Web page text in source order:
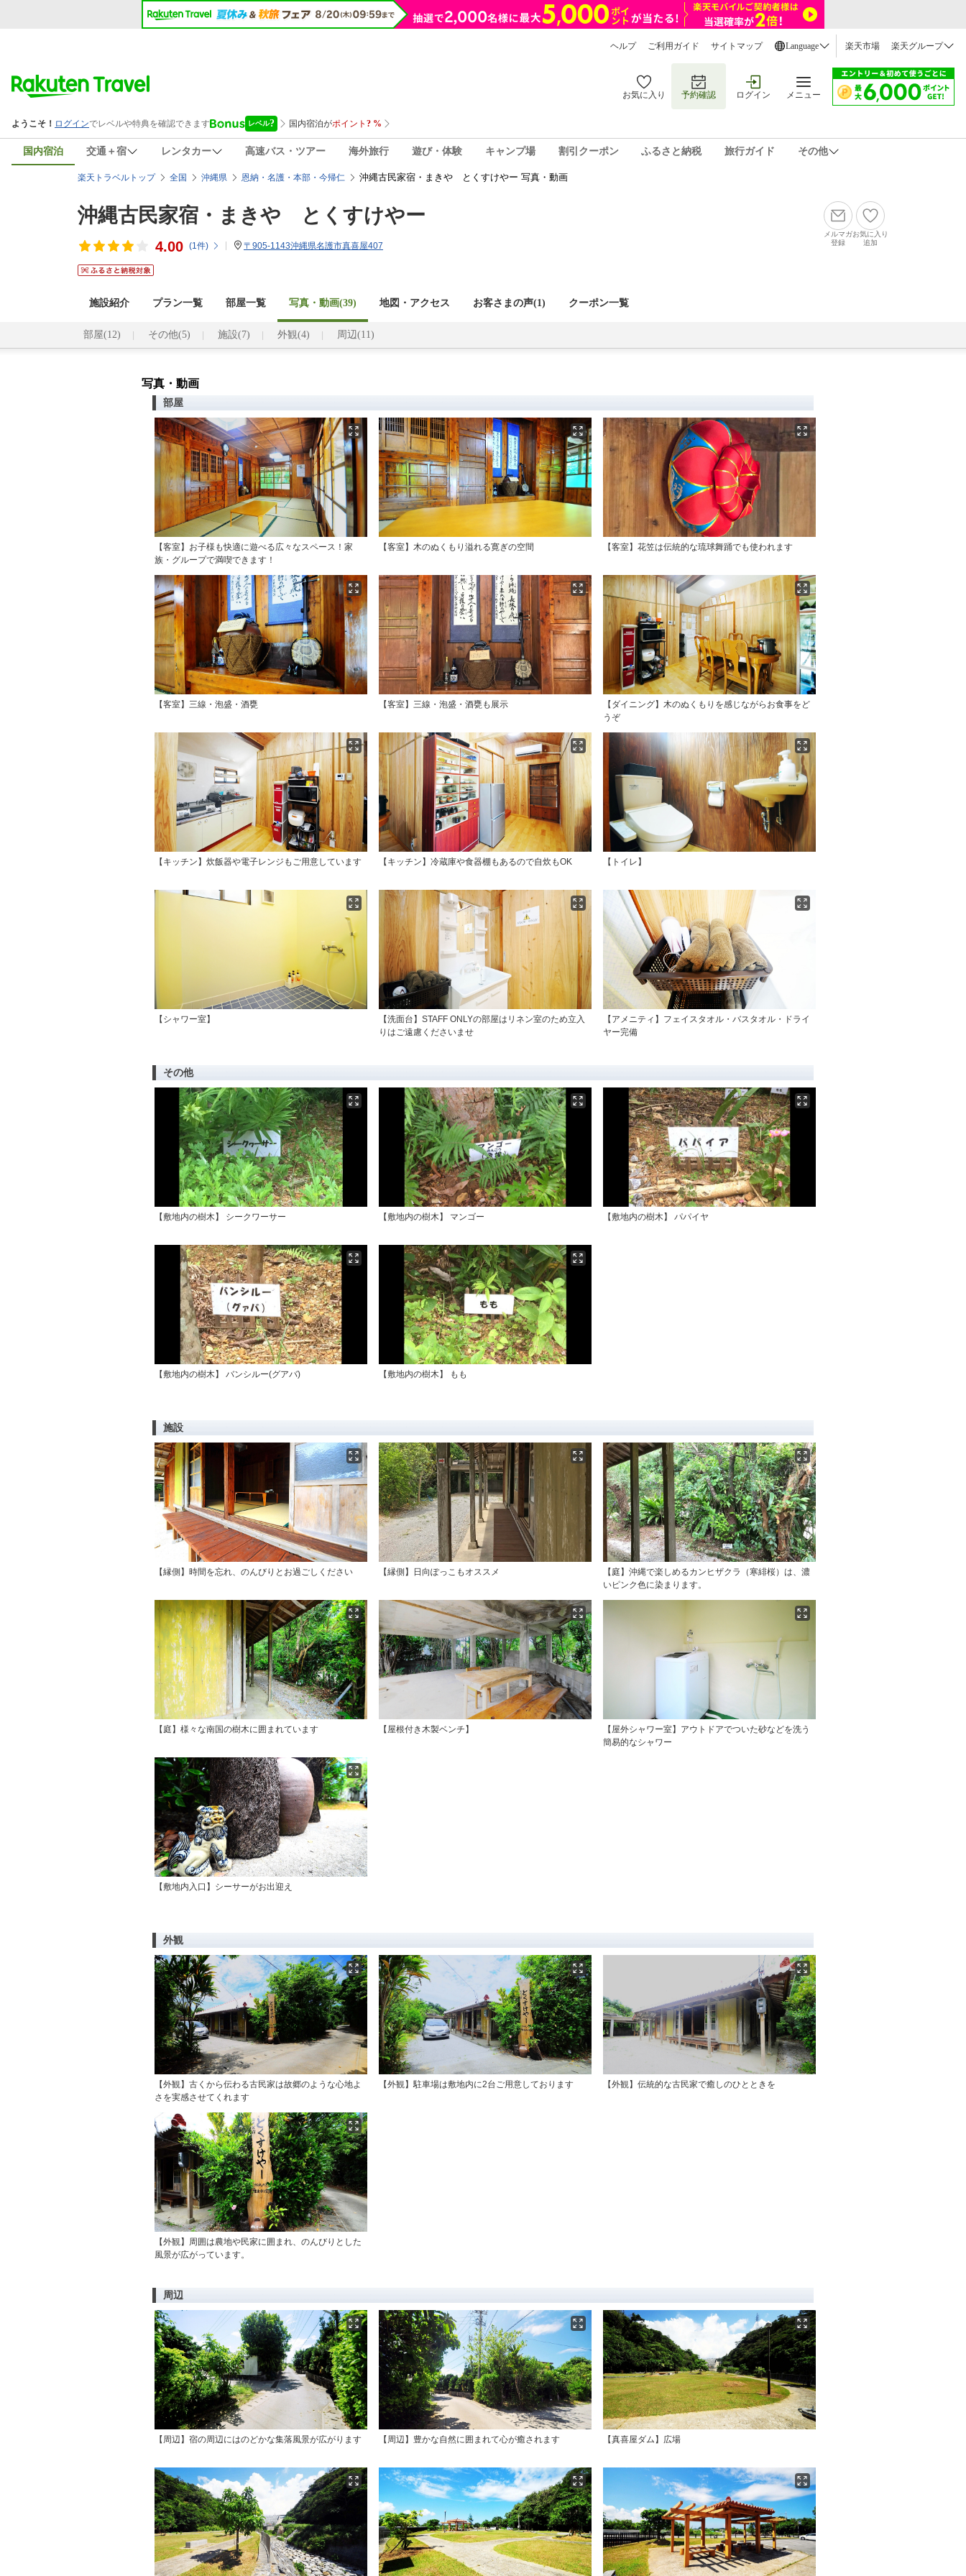
ヘルプ ご利用ガイド サイトマップ Language 楽天市場 楽天グループ
お気に入り 予約確認 ログイン メニュー
国内宿泊 交通＋宿 レンタカー 高速バス・ツアー 海外旅行 遊び・体験 キャンプ場 割引クーポン ふるさと納税 旅行ガイド その他
楽天トラベルトップ 全国 沖縄県 恩納・名護・本部・今帰仁 沖縄古民家宿・まきや とくすけやー 写真・動画
沖縄古民家宿・まきや とくすけやー
4.00 (1件) 〒905-1143沖縄県名護市真喜屋407
メルマガ
登録
お気に入り
追加
施設紹介 プラン一覧 部屋一覧 写真・動画(39) 地図・アクセス お客さまの声(1) クーポン一覧
部屋(12) その他(5) 施設(7) 外観(4) 周辺(11)
写真・動画
部屋
【客室】お子様も快適に遊べる広々なスペース！家
族・グループで満喫できます！
【客室】木のぬくもり溢れる寛ぎの空間 【客室】花笠は伝統的な琉球舞踊でも使われます
【客室】三線・泡盛・酒甕 【客室】三線・泡盛・酒甕も展示
【ダイニング】木のぬくもりを感じながらお食事をど
うぞ
【キッチン】炊飯器や電子レンジもご用意しています 【キッチン】冷蔵庫や食器棚もあるので自炊もOK 【トイレ】
【シャワー室】
【洗面台】STAFF ONLYの部屋はリネン室のため立入
りはご遠慮くださいませ
【アメニティ】フェイスタオル・バスタオル・ドライ
ヤー完備
その他
【敷地内の樹木】 シークワーサー 【敷地内の樹木】 マンゴー 【敷地内の樹木】 パパイヤ
【敷地内の樹木】 バンシルー(グアバ) 【敷地内の樹木】 もも
施設
【縁側】時間を忘れ、のんびりとお過ごしください 【縁側】日向ぽっこもオススメ
【庭】沖縄で楽しめるカンヒザクラ（寒緋桜）は、濃
いピンク色に染まります。
【庭】様々な南国の樹木に囲まれています 【屋根付き木製ベンチ】
【屋外シャワー室】アウトドアでついた砂などを洗う
簡易的なシャワー
【敷地内入口】シーサーがお出迎え
外観
【外観】古くから伝わる古民家は故郷のような心地よ
さを実感させてくれます
【外観】駐車場は敷地内に2台ご用意しております 【外観】伝統的な古民家で癒しのひとときを
【外観】周囲は農地や民家に囲まれ、のんびりとした
風景が広がっています。
周辺
【周辺】宿の周辺にはのどかな集落風景が広がります 【周辺】豊かな自然に囲まれて心が癒されます 【真喜屋ダム】広場